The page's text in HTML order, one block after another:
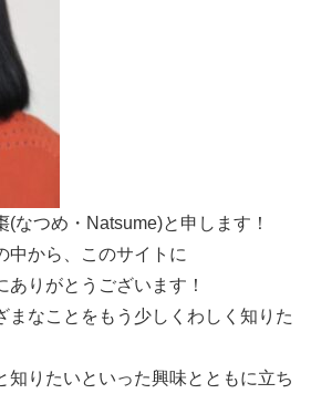
(なつめ・Natsume)と申します！
中から、このサイトに
りがとうございます！
まなことをもう少しくわしく知りた
知りたいといった興味とともに立ち